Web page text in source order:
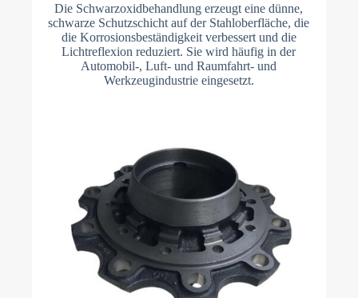
Die Schwarzoxidbehandlung erzeugt eine dünne,
schwarze Schutzschicht auf der Stahloberfläche, die
die Korrosionsbeständigkeit verbessert und die
Lichtreflexion reduziert. Sie wird häufig in der
Automobil-, Luft- und Raumfahrt- und
Werkzeugindustrie eingesetzt.